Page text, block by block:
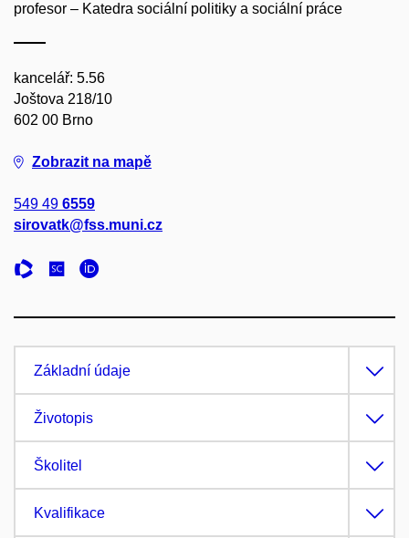
profesor – Katedra sociální politiky a sociální práce
kancelář: 5.56
Joštova 218/10
602 00 Brno
Zobrazit na mapě
549 49 6559
sirovatk@fss.muni.cz
Základní údaje
Životopis
Školitel
Kvalifikace